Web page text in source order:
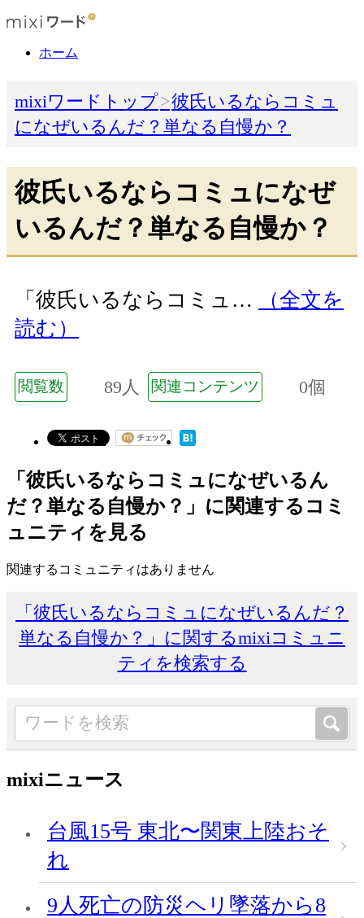
ホーム
mixiワードトップ
彼氏いるならコミュ
になぜいるんだ？単なる自慢か？
彼氏いるならコミュになぜ
いるんだ？単なる自慢か？
「彼氏いるならコミュ…
（全文を
読む）
閲覧数 89人 関連コンテンツ 0個
「彼氏いるならコミュになぜいるん
だ？単なる自慢か？」に関連するコミ
ュニティを見る
関連するコミュニティはありません
「彼氏いるならコミュになぜいるんだ？
単なる自慢か？」に関するmixiコミュニ
ティを検索する
mixiニュース
台風15号 東北〜関東上陸おそ
れ
9人死亡の防災ヘリ墜落から8